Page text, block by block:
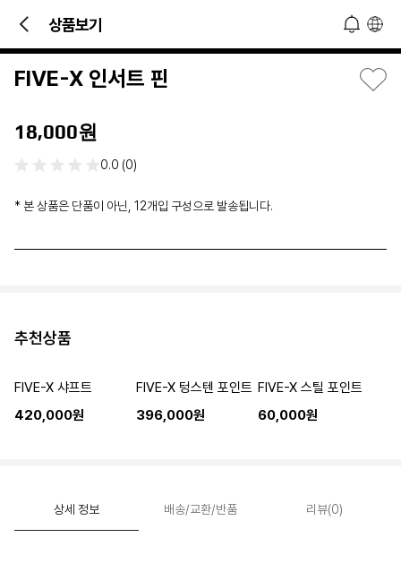
빠른 문의 및 소식 접하기!
오늘 하루 열지 않기
상품보기
FIVE-X 인서트 핀
18,000원
0.0 (0)
* 본 상품은 단품이 아닌, 12개입 구성으로 발송됩니다.
추천상품
FIVE-X 샤프트
420,000원
FIVE-X 텅스텐 포인트
396,000원
FIVE-X 스틸 포인트
60,000원
상세 정보 배송/교환/반품 리뷰(0)